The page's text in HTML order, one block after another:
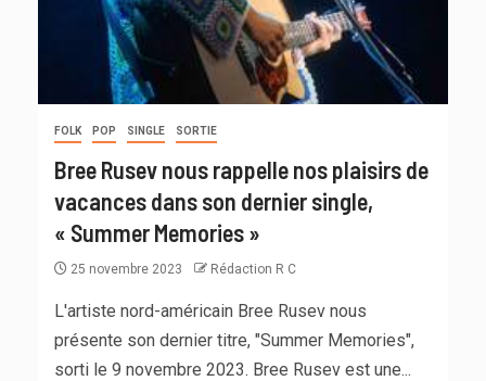
FOLK POP SINGLE SORTIE
Bree Rusev nous rappelle nos plaisirs de
vacances dans son dernier single,
« Summer Memories »
25 novembre 2023 Rédaction R C
L'artiste nord-américain Bree Rusev nous
présente son dernier titre, "Summer Memories",
sorti le 9 novembre 2023. Bree Rusev est une...